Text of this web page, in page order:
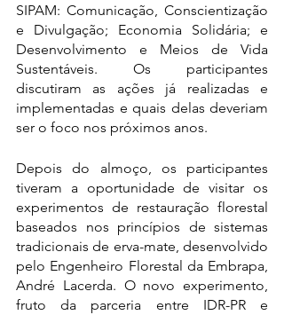
SIPAM: Comunicação, Conscientização
e Divulgação; Economia Solidária; e
Desenvolvimento e Meios de Vida
Sustentáveis. Os participantes
discutiram as ações já realizadas e
implementadas e quais delas deveriam
ser o foco nos próximos anos.
Depois do almoço, os participantes
tiveram a oportunidade de visitar os
experimentos de restauração florestal
baseados nos princípios de sistemas
tradicionais de erva-mate, desenvolvido
pelo Engenheiro Florestal da Embrapa,
André Lacerda. O novo experimento,
fruto da parceria entre IDR-PR e